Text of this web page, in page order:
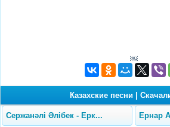
￼
Казахские песни
Сержанәлі Әлібек - Ерк... Ернар